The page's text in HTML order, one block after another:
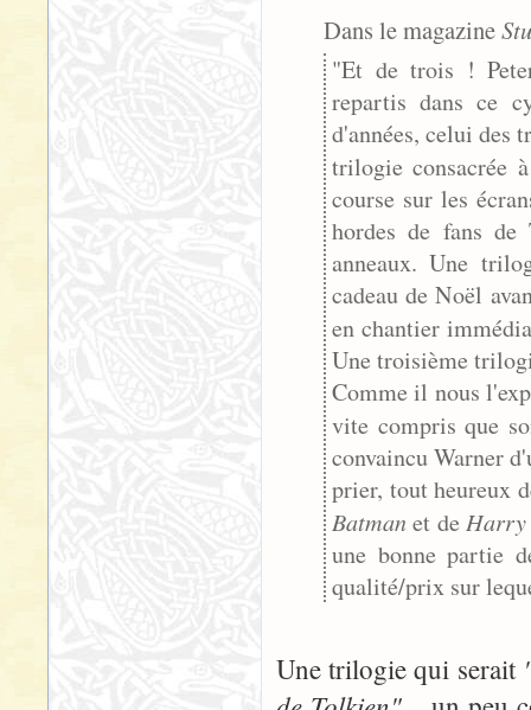
Dans le magazine
"Et de trois !
repartis dans ce
d'années, celui des
trilogie consacrée
course sur les
hordes de fans
anneaux. Une
cadeau de Noël
en chantier
Une troisième
Comme il nous
vite compris que
convaincu Warner
prier, tout heureux
Batmanet de Harry
une bonne partie
qualité/prix sur
Une trilogie qui serait